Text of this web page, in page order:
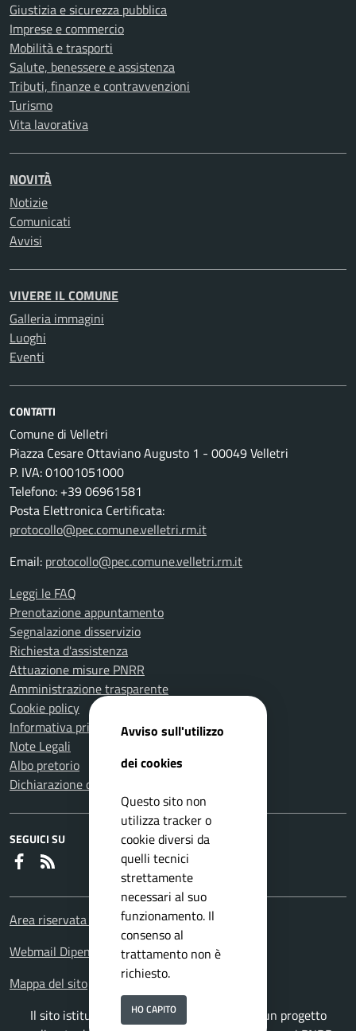
Giustizia e sicurezza pubblica
Imprese e commercio
Mobilità e trasporti
Salute, benessere e assistenza
Tributi, finanze e contravvenzioni
Turismo
Vita lavorativa
NOVITÀ
Notizie
Comunicati
Avvisi
VIVERE IL COMUNE
Galleria immagini
Luoghi
Eventi
CONTATTI
Comune di Velletri
Piazza Cesare Ottaviano Augusto 1 - 00049 Velletri
P. IVA: 01001051000
Telefono: +39 06961581
Posta Elettronica Certificata:
protocollo@pec.comune.velletri.rm.it
Email: protocollo@pec.comune.velletri.rm.it
Leggi le FAQ
Prenotazione appuntamento
Segnalazione disservizio
Richiesta d'assistenza
Attuazione misure PNRR
Amministrazione trasparente
Cookie policy
Informativa privacy
Note Legali
Albo pretorio
Dichiarazione di accessibilità
SEGUICI SU
Faceboook
Area riservata Dipendenti
Webmail Dipendenti
Mappa del sito
Il sito istituzionale del Comune di Velletri è un progetto
Avviso sull'utilizzo
dei cookies
Questo sito non
utilizza tracker o
cookie diversi da
quelli tecnici
strettamente
necessari al suo
funzionamento. Il
consenso al
trattamento non è
richiesto.
HO CAPITO